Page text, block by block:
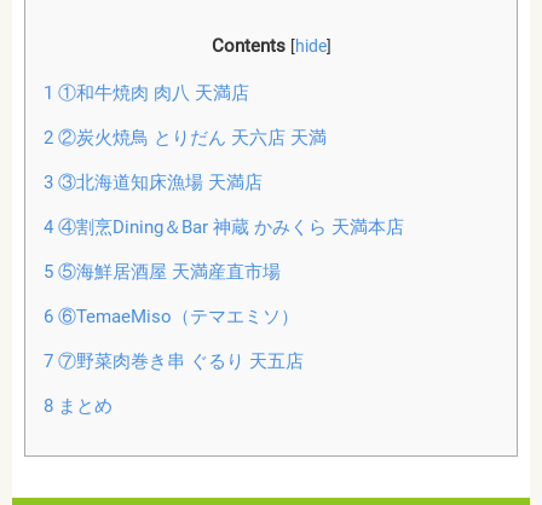
Contents [hide]
1 ①和牛焼肉 肉八 天満店
2②炭火焼鳥 とりだん 天六店 天満
3③北海道知床漁場 天満店
4④割烹Dining＆Bar 神蔵 かみくら 天満本店
5⑤海鮮居酒屋 天満産直市場
6⑥TemaeMiso（テマエミソ）
7⑦野菜肉巻き串 ぐるり 天五店
8まとめ